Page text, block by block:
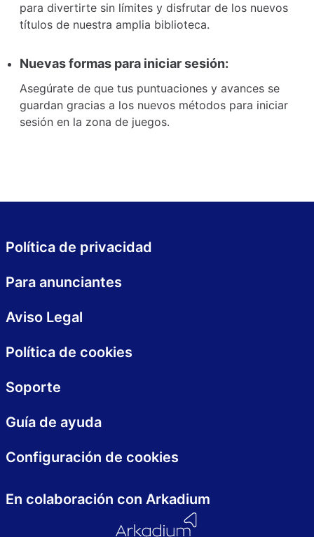
para divertirte sin límites y disfrutar de los nuevos
títulos de nuestra amplia biblioteca.
Nuevas formas para iniciar sesión:
Asegúrate de que tus puntuaciones y avances se
guardan gracias a los nuevos métodos para iniciar
sesión en la zona de juegos.
En colaboración con Arkadium
Política de privacidad
Aviso Legal
Soporte
Para anunciantes
Política de cookies
Guía de ayuda
Configuración de cookies